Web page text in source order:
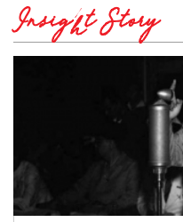
Insight Story